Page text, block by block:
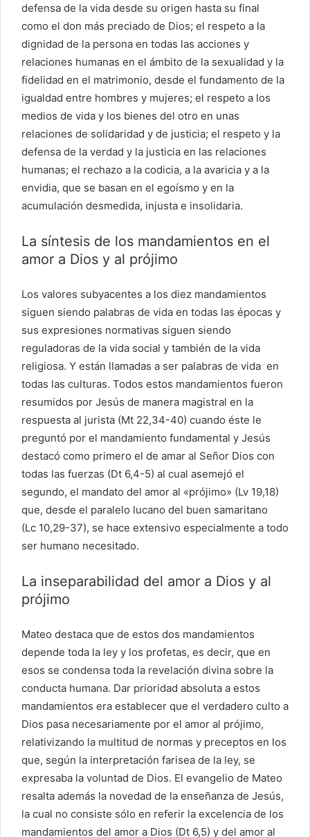
defensa de la vida desde su origen hasta su final
como el don más preciado de Dios; el respeto a la
dignidad de la persona en todas las acciones y
relaciones humanas en el ámbito de la sexualidad y la
fidelidad en el matrimonio, desde el fundamento de la
igualdad entre hombres y mujeres; el respeto a los
medios de vida y los bienes del otro en unas
relaciones de solidaridad y de justicia; el respeto y la
defensa de la verdad y la justicia en las relaciones
humanas; el rechazo a la codicia, a la avaricia y a la
envidia, que se basan en el egoísmo y en la
acumulación desmedida, injusta e insolidaria.
La síntesis de los mandamientos en el
amor a Dios y al prójimo
Los valores subyacentes a los diez mandamientos
siguen siendo palabras de vida en todas las épocas y
sus expresiones normativas siguen siendo
reguladoras de la vida social y también de la vida
religiosa. Y están llamadas a ser palabras de vida en
todas las culturas. Todos estos mandamientos fueron
resumidos por Jesús de manera magistral en la
respuesta al jurista (Mt 22,34-40) cuando éste le
preguntó por el mandamiento fundamental y Jesús
destacó como primero el de amar al Señor Dios con
todas las fuerzas (Dt 6,4-5) al cual asemejó el
segundo, el mandato del amor al «prójimo» (Lv 19,18)
que, desde el paralelo lucano del buen samaritano
(Lc 10,29-37), se hace extensivo especialmente a todo
ser humano necesitado.
La inseparabilidad del amor a Dios y al
prójimo
Mateo destaca que de estos dos mandamientos
depende toda la ley y los profetas, es decir, que en
esos se condensa toda la revelación divina sobre la
conducta humana. Dar prioridad absoluta a estos
mandamientos era establecer que el verdadero culto a
Dios pasa necesariamente por el amor al prójimo,
relativizando la multitud de normas y preceptos en los
que, según la interpretación farisea de la ley, se
expresaba la voluntad de Dios. El evangelio de Mateo
resalta además la novedad de la enseñanza de Jesús,
la cual no consiste sólo en referir la excelencia de los
mandamientos del amor a Dios (Dt 6,5) y del amor al